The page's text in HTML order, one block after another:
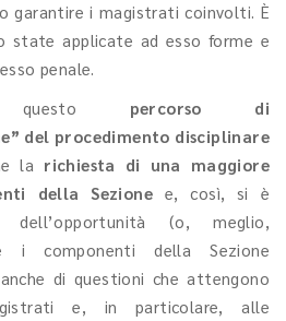
garantire i magistrati coinvolti. È
state applicate ad esso forme e
penale.
questo percorso di
del procedimento disciplinare
la richiesta di una maggiore
della Sezione e, così, si è
(o, meglio,
i componenti della Sezione
di questioni che attengono
e, in particolare, alle